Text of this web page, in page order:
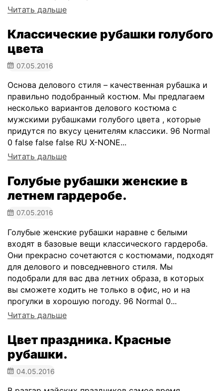
Читать дальше
Классические рубашки голубого
цвета
07.05.2016
Основа делового стиля – качественная рубашка и
правильно подобранный костюм. Мы предлагаем
несколько вариантов делового костюма с
мужскими рубашками голубого цвета , которые
придутся по вкусу ценителям классики. 96 Normal
0 false false false RU X-NONE...
Читать дальше
Голубые рубашки женские в
летнем гардеробе.
07.05.2016
Голубые женские рубашки наравне с белыми
входят в базовые вещи классического гардероба.
Они прекрасно сочетаются с костюмами, подходят
для делового и повседневного стиля. Мы
подобрали для вас два летних образа, в которых
вы сможете ходить не только в офис, но и на
прогулки в хорошую погоду. 96 Normal 0...
Читать дальше
​Цвет праздника. Красные
рубашки.
04.05.2016